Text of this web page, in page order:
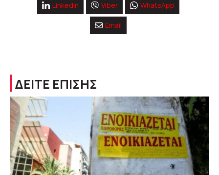
Linkedin Viber WhatsApp
Email
ΔΕΙΤΕ ΕΠΙΣΗΣ